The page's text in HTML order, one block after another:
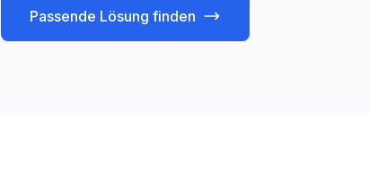
Passende Lösung finden